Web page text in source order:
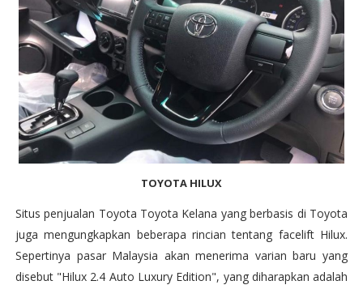
TOYOTA HILUX
Situs penjualan Toyota Toyota Kelana yang berbasis di Toyota
juga mengungkapkan beberapa rincian tentang facelift Hilux.
Sepertinya pasar Malaysia akan menerima varian baru yang
disebut "Hilux 2.4 Auto Luxury Edition", yang diharapkan adalah